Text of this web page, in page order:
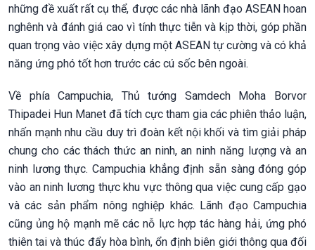
những đề xuất rất cụ thể, được các nhà lãnh đạo ASEAN hoan
nghênh và đánh giá cao vì tính thực tiễn và kịp thời, góp phần
quan trọng vào việc xây dựng một ASEAN tự cường và có khả
năng ứng phó tốt hơn trước các cú sốc bên ngoài.
Về phía Campuchia, Thủ tướng Samdech Moha Borvor
Thipadei Hun Manet đã tích cực tham gia các phiên thảo luận,
nhấn mạnh nhu cầu duy trì đoàn kết nội khối và tìm giải pháp
chung cho các thách thức an ninh, an ninh năng lượng và an
ninh lương thực. Campuchia khẳng định sẵn sàng đóng góp
vào an ninh lương thực khu vực thông qua việc cung cấp gạo
và các sản phẩm nông nghiệp khác. Lãnh đạo Campuchia
cũng ủng hộ mạnh mẽ các nỗ lực hợp tác hàng hải, ứng phó
thiên tai và thúc đẩy hòa bình, ổn định biên giới thông qua đối